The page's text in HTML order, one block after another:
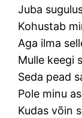
Juba
Kohustab
Aga ilma
Mulle keegi
Seda pead
Pole minu
Kudas võin